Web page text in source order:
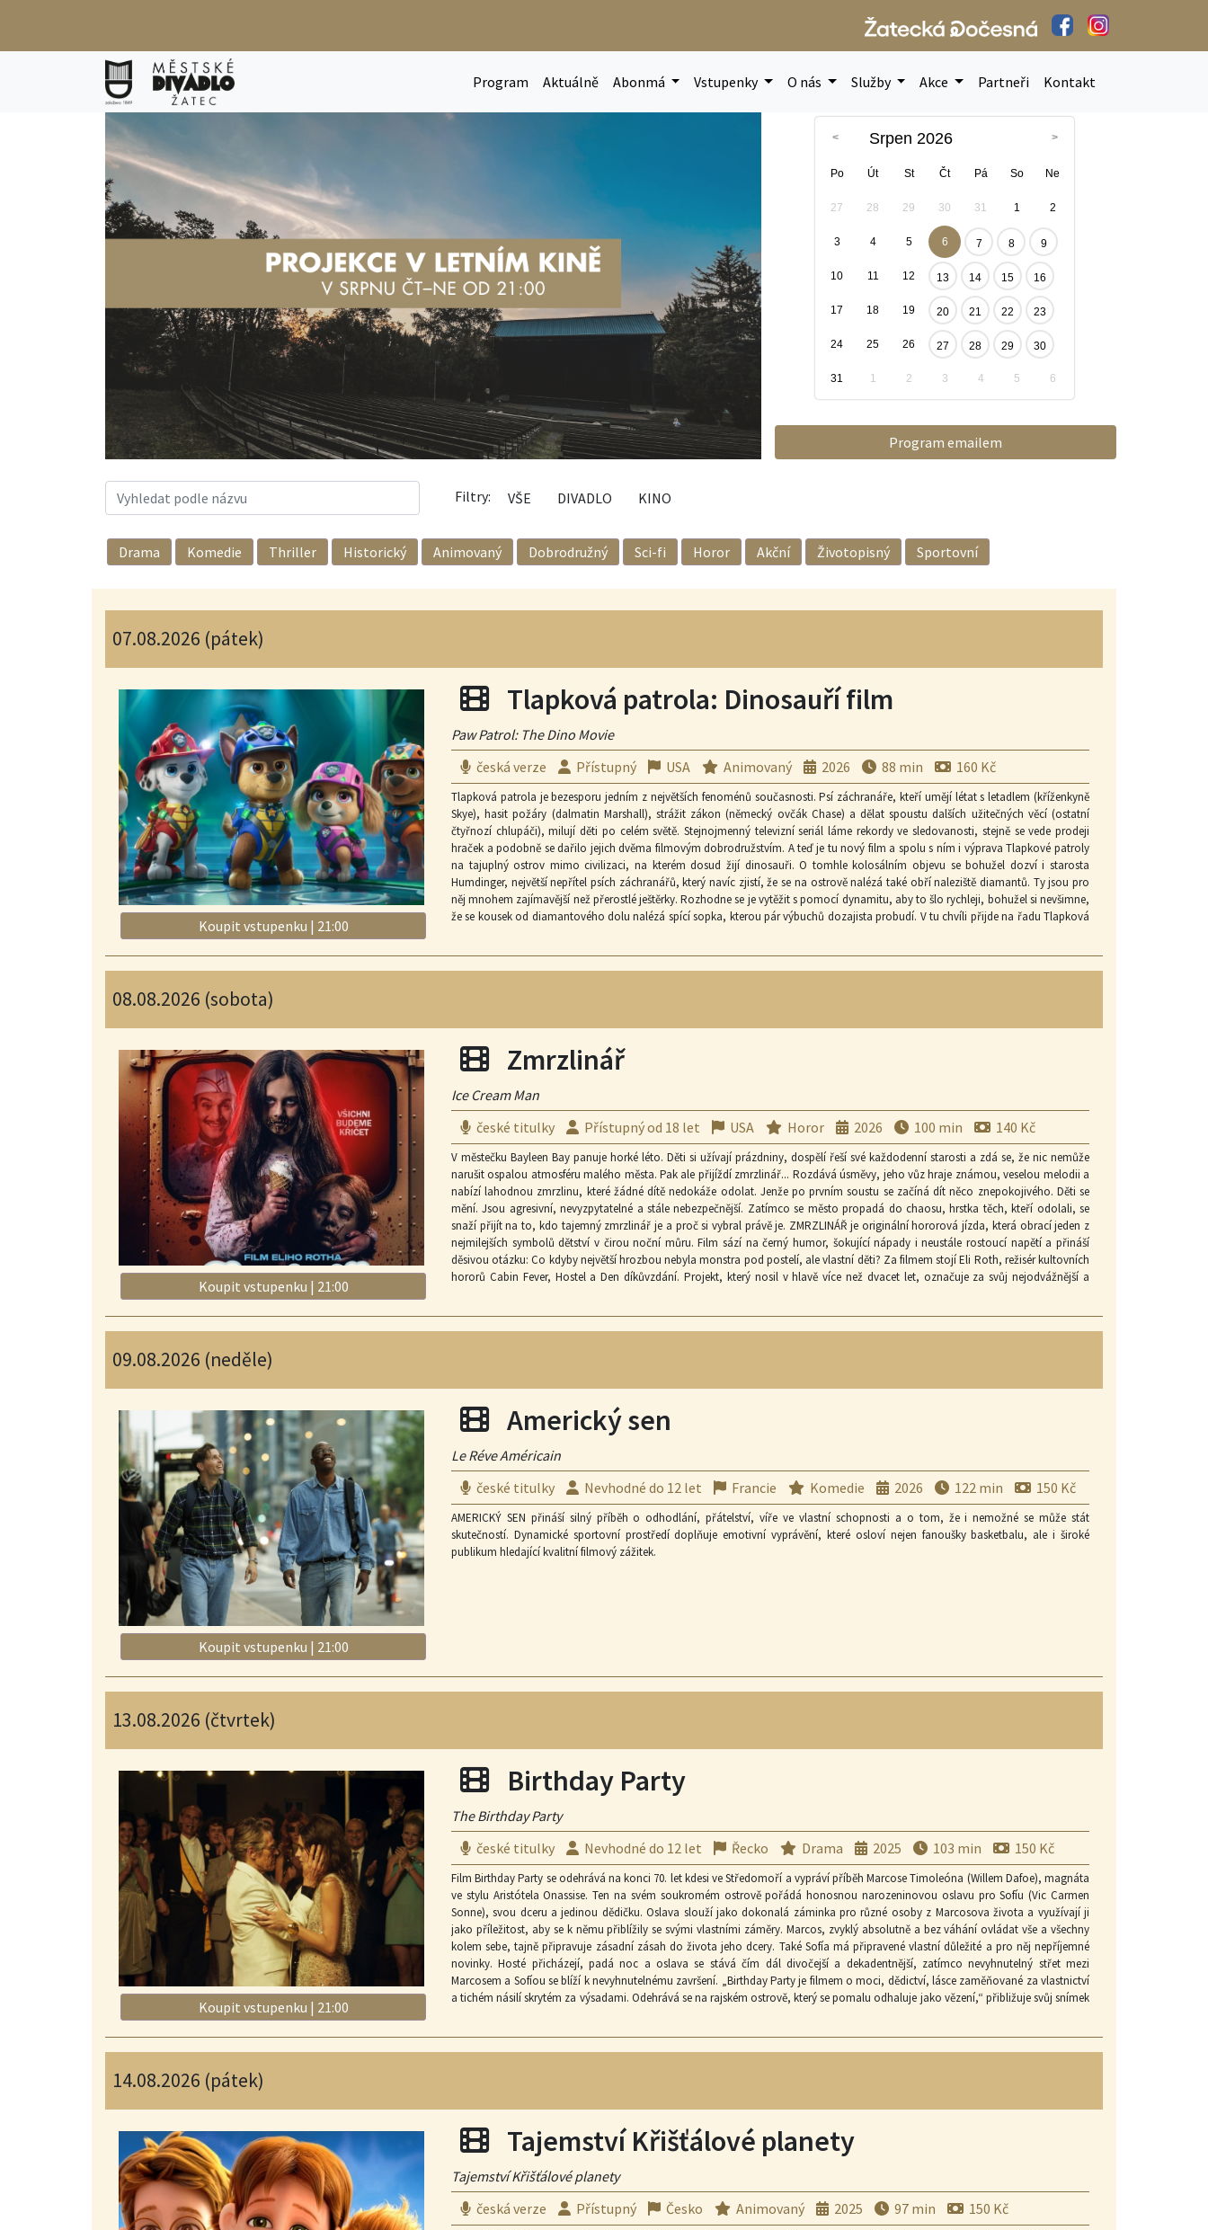
Program Aktuálně Abonmá Vstupenky O nás Služby Akce Partneři Kontakt
Srpen 2026
Po Út St Čt Pá So Ne
27 28 29 30 31 1 2
3 4 5 6 7 8 9
10 11 12 13 14 15 16
17 18 19 20 21 22 23
24 25 26 27 28 29 30
31 1 2 3 4 5 6
Program emailem
Filtry: VŠE DIVADLO KINO
Drama Komedie Thriller Historický Animovaný Dobrodružný Sci-fi Horor Akční Životopisný Sportovní
07.08.2026 (pátek)
Koupit vstupenku | 21:00
Filmová projekce
Tlapková patrola: Dinosauří film
Paw Patrol: The Dino Movie
česká verze
Přístupný USA Animovaný 2026 88 min 160 Kč
Tlapková patrola je bezesporu jedním z největších fenoménů současnosti. Psí záchranáře, kteří umějí létat s letadlem (kříženkyně
Skye), hasit požáry (dalmatin Marshall), strážit zákon (německý ovčák Chase) a dělat spoustu dalších užitečných věcí (ostatní
čtyřnozí chlupáči), milují děti po celém světě. Stejnojmenný televizní seriál láme rekordy ve sledovanosti, stejně se vede prodeji
hraček a podobně se dařilo jejich dvěma filmovým dobrodružstvím. A teď je tu nový film a spolu s ním i výprava Tlapkové patroly
na tajuplný ostrov mimo civilizaci, na kterém dosud žijí dinosauři. O tomhle kolosálním objevu se bohužel dozví i starosta
Humdinger, největší nepřítel psích záchranářů, který navíc zjistí, že se na ostrově nalézá také obří naleziště diamantů. Ty jsou pro
něj mnohem zajímavější než přerostlé ještěrky. Rozhodne se je vytěžit s pomocí dynamitu, aby to šlo rychleji, bohužel si nevšimne,
že se kousek od diamantového dolu nalézá spící sopka, kterou pár výbuchů dozajista probudí. V tu chvíli přijde na řadu Tlapková
08.08.2026 (sobota)
Koupit vstupenku | 21:00
Filmová projekce
Zmrzlinář
Ice Cream Man
české titulky
Přístupný od 18 let USA Horor 2026 100 min 140 Kč
V městečku Bayleen Bay panuje horké léto. Děti si užívají prázdniny, dospělí řeší své každodenní starosti a zdá se, že nic nemůže
narušit ospalou atmosféru malého města. Pak ale přijíždí zmrzlinář... Rozdává úsměvy, jeho vůz hraje známou, veselou melodii a
nabízí lahodnou zmrzlinu, které žádné dítě nedokáže odolat. Jenže po prvním soustu se začíná dít něco znepokojivého. Děti se
mění. Jsou agresivní, nevyzpytatelné a stále nebezpečnější. Zatímco se město propadá do chaosu, hrstka těch, kteří odolali, se
snaží přijít na to, kdo tajemný zmrzlinář je a proč si vybral právě je. ZMRZLINÁŘ je originální hororová jízda, která obrací jeden z
nejmilejších symbolů dětství v čirou noční můru. Film sází na černý humor, šokující nápady i neustále rostoucí napětí a přináší
děsivou otázku: Co kdyby největší hrozbou nebyla monstra pod postelí, ale vlastní děti? Za filmem stojí Eli Roth, režisér kultovních
hororů Cabin Fever, Hostel a Den díkůvzdání. Projekt, který nosil v hlavě více než dvacet let, označuje za svůj nejodvážnější a
09.08.2026 (neděle)
Koupit vstupenku | 21:00
Filmová projekce
Americký sen
Le Réve Américain
české titulky
Nevhodné do 12 let Francie Komedie 2026 122 min 150 Kč
AMERICKÝ SEN přináší silný příběh o odhodlání, přátelství, víře ve vlastní schopnosti a o tom, že i nemožné se může stát
skutečností. Dynamické sportovní prostředí doplňuje emotivní vyprávění, které osloví nejen fanoušky basketbalu, ale i široké
publikum hledající kvalitní filmový zážitek.
13.08.2026 (čtvrtek)
Koupit vstupenku | 21:00
Filmová projekce
Birthday Party
The Birthday Party
české titulky
Nevhodné do 12 let Řecko Drama 2025 103 min 150 Kč
Film Birthday Party se odehrává na konci 70. let kdesi ve Středomoří a vypráví příběh Marcose Timoleóna (Willem Dafoe), magnáta
ve stylu Aristótela Onassise. Ten na svém soukromém ostrově pořádá honosnou narozeninovou oslavu pro Sofíu (Vic Carmen
Sonne), svou dceru a jedinou dědičku. Oslava slouží jako dokonalá záminka pro různé osoby z Marcosova života a využívají ji
jako příležitost, aby se k němu přiblížily se svými vlastními záměry. Marcos, zvyklý absolutně a bez váhání ovládat vše a všechny
kolem sebe, tajně připravuje zásadní zásah do života jeho dcery. Také Sofía má připravené vlastní důležité a pro něj nepříjemné
novinky. Hosté přicházejí, padá noc a oslava se stává čím dál divočejší a dekadentnější, zatímco nevyhnutelný střet mezi
Marcosem a Sofíou se blíží k nevyhnutelnému završení. „Birthday Party je filmem o moci, dědictví, lásce zaměňované za vlastnictví
a tichém násilí skrytém za výsadami. Odehrává se na rajském ostrově, který se pomalu odhaluje jako vězení,“ přibližuje svůj snímek
14.08.2026 (pátek)
Filmová projekce
Tajemství Křišťálové planety
Tajemství Křišťálové planety
česká verze
Přístupný Česko Animovaný 2025 97 min 150 Kč